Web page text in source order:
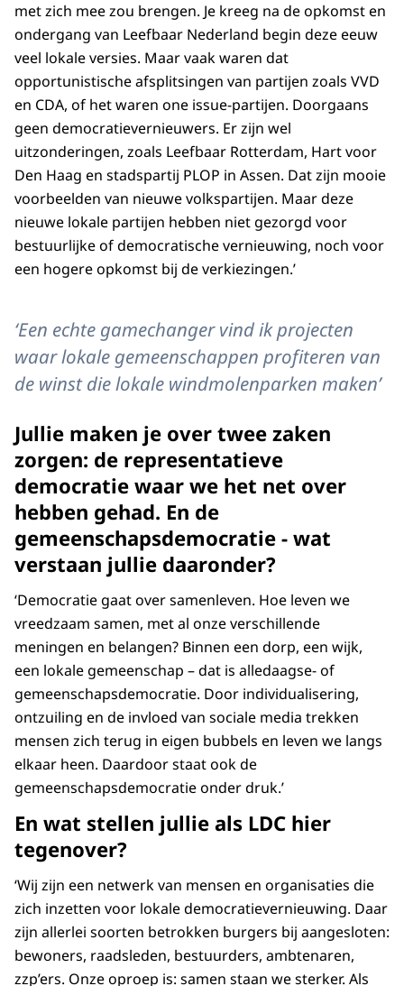
met zich mee zou brengen. Je kreeg na de opkomst en
ondergang van Leefbaar Nederland begin deze eeuw
veel lokale versies. Maar vaak waren dat
opportunistische afsplitsingen van partijen zoals VVD
en CDA, of het waren one issue-partijen. Doorgaans
geen democratievernieuwers. Er zijn wel
uitzonderingen, zoals Leefbaar Rotterdam, Hart voor
Den Haag en stadspartij PLOP in Assen. Dat zijn mooie
voorbeelden van nieuwe volkspartijen. Maar deze
nieuwe lokale partijen hebben niet gezorgd voor
bestuurlijke of democratische vernieuwing, noch voor
een hogere opkomst bij de verkiezingen.’
‘Een echte gamechanger vind ik projecten
waar lokale gemeenschappen profiteren van
de winst die lokale windmolenparken maken’
Jullie maken je over twee zaken
zorgen: de representatieve
democratie waar we het net over
hebben gehad. En de
gemeenschapsdemocratie - wat
verstaan jullie daaronder?
‘Democratie gaat over samenleven. Hoe leven we
vreedzaam samen, met al onze verschillende
meningen en belangen? Binnen een dorp, een wijk,
een lokale gemeenschap – dat is alledaagse- of
gemeenschapsdemocratie. Door individualisering,
ontzuiling en de invloed van sociale media trekken
mensen zich terug in eigen bubbels en leven we langs
elkaar heen. Daardoor staat ook de
gemeenschapsdemocratie onder druk.’
En wat stellen jullie als LDC hier
tegenover?
‘Wij zijn een netwerk van mensen en organisaties die
zich inzetten voor lokale democratievernieuwing. Daar
zijn allerlei soorten betrokken burgers bij aangesloten:
bewoners, raadsleden, bestuurders, ambtenaren,
zzp’ers. Onze oproep is: samen staan we sterker. Als